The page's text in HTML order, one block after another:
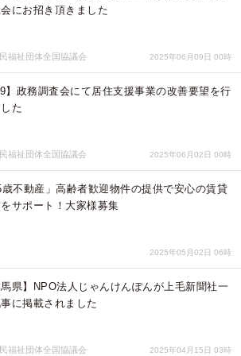
にお招き頂きました
福祉団体全国協議会 2025年06月09日 00時
9】政務調査会にて居住支援事業の改善要望を行
た
福祉団体全国協議会 2025年06月02日 00時
歳不動産」高齢者歓迎物件の提供で安心の賃貸
サポート！大家様募集
2025年05月02日 06時
馬県】NPO法人じゃんけんぽんが上毛新聞社一
に掲載されました
福祉団体全国協議会 2025年04月15日 03時